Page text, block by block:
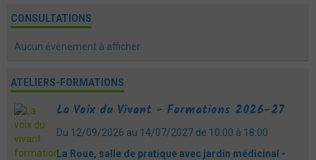
CONSULTATIONS
Aucun évènement à afficher.
ATELIERS-FORMATIONS
La Voix du Vivant - Formations 2026-27
Du 12/09/2026 au 14/07/2027 de 10:00 à 18:00
La Roue, salle de pratique avec jardin médicinal -